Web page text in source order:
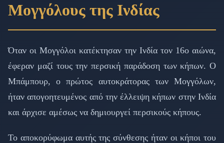
Μογγόλους της Ινδίας
Όταν οι Μογγόλοι κατέκτησαν την Ινδία τον 16ο αιώνα,
έφεραν μαζί τους την περσική παράδοση των κήπων. Ο
Μπάμπουρ, ο πρώτος αυτοκράτορας των Μογγόλων,
ήταν απογοητευμένος από την έλλειψη κήπων στην Ινδία
και άρχισε αμέσως να δημιουργεί περσικούς κήπους.
Το αποκορύφωμα αυτής της σύνθεσης ήταν οι κήποι του